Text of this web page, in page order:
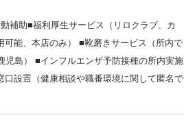
補助■福利厚生サービス（リロクラブ、カ
能、本店のみ） ■靴磨きサービス（所内で
島） ■インフルエンザ予防接種の所内実施
設置（健康相談や職番環境に関して匿名で